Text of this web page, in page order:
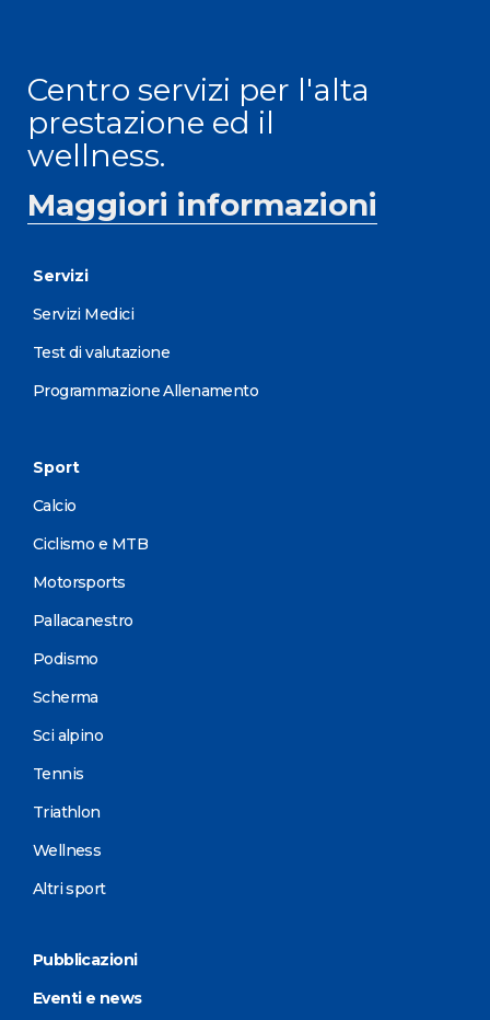
Centro servizi per l'alta
prestazione ed il
wellness.
Maggiori informazioni
Servizi
Servizi Medici
Test di valutazione
Programmazione Allenamento
Sport
Calcio
Ciclismo e MTB
Motorsports
Pallacanestro
Podismo
Scherma
Sci alpino
Tennis
Triathlon
Wellness
Altri sport
Pubblicazioni
Eventi e news